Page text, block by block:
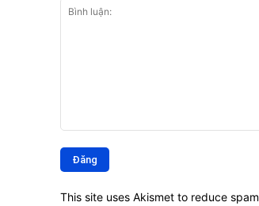
luận:
This site uses Akismet to reduce